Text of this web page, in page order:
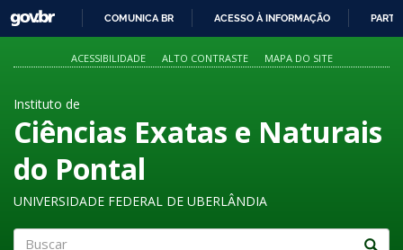
PARA
O
GOVBR
COMUNICA BR ACESSO À INFORMAÇÃO
ACESSIBILIDADE ALTO CONTRASTE MAPA DO SITE
Instituto de
Ciências Exatas e Naturais
do Pontal
UNIVERSIDADE FEDERAL DE UBERLÂNDIA